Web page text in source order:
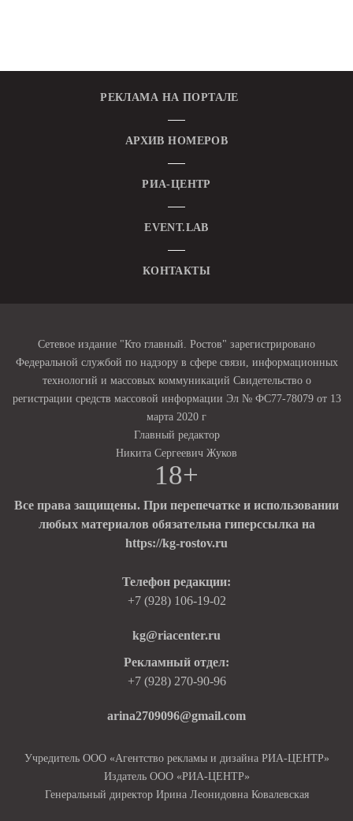
РЕКЛАМА НА ПОРТАЛЕ
АРХИВ НОМЕРОВ
РИА-ЦЕНТР
EVENT.LAB
КОНТАКТЫ
Сетевое издание "Кто главный. Ростов" зарегистрировано
Федеральной службой по надзору в сфере связи, информационных
технологий и массовых коммуникаций Свидетельство о
регистрации средств массовой информации Эл № ФС77-78079 от 13
марта 2020 г
Главный редактор
Никита Сергеевич Жуков
18+
Все права защищены. При перепечатке и использовании
любых материалов обязательна гиперссылка на
https://kg-rostov.ru
Телефон редакции:
+7 (928) 106-19-02
kg@riacenter.ru
Рекламный отдел:
+7 (928) 270-90-96
arina2709096@gmail.com
Учредитель ООО «Агентство рекламы и дизайна РИА-ЦЕНТР»
Издатель ООО «РИА-ЦЕНТР»
Генеральный директор Ирина Леонидовна Ковалевская